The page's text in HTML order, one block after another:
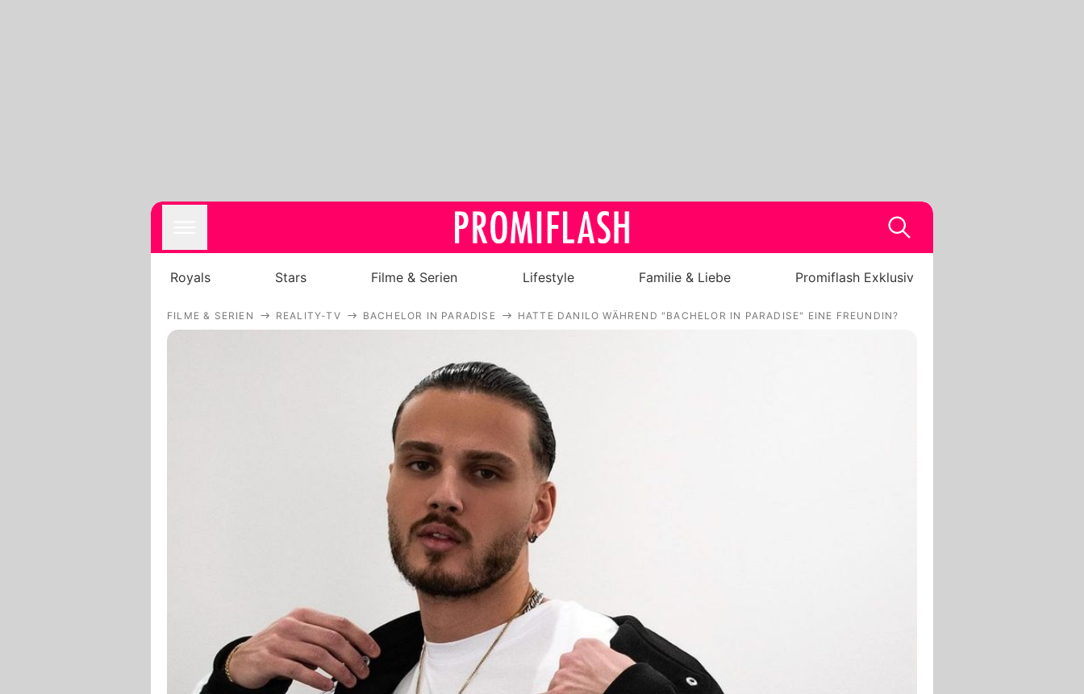
Royals
Filme & Serien
Lifestyle
Familie & Liebe
Promiflash Exklusiv
Alle Themen auf Promiflash
Jobs
App runterladen
Redaktionelle Richtlinien
Royals Stars Filme & Serien Lifestyle Familie & Liebe Promiflash Exklusiv
FILME & SERIEN REALITY-TV BACHELOR IN PARADISE HATTE DANILO WÄHREND "BACHELOR IN PARADISE" EINE FREUNDIN?